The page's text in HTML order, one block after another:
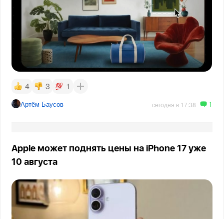
4 3 1
Артём Баусов сегодня в 17:38 1
Apple может поднять цены на iPhone 17 уже
10 августа